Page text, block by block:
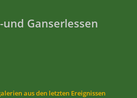
und Ganserlessen
aus den letzten Ereignissen